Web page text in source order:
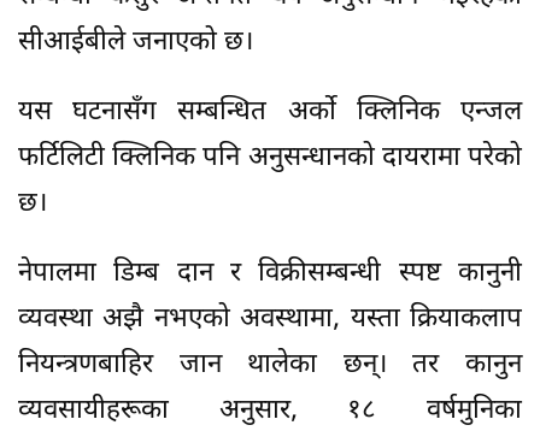
सीआईबीले जनाएको छ।
यस घटनासँग सम्बन्धित अर्को क्लिनिक एन्जल
फर्टिलिटी क्लिनिक पनि अनुसन्धानको दायरामा परेको
छ।
नेपालमा डिम्ब दान र विक्रीसम्बन्धी स्पष्ट कानुनी
व्यवस्था अझै नभएको अवस्थामा, यस्ता क्रियाकलाप
नियन्त्रणबाहिर जान थालेका छन्। तर कानुन
व्यवसायीहरूका अनुसार, १८ वर्षमुनिका